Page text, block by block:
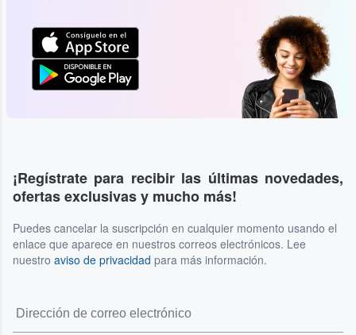
¡Regístrate para recibir las últimas novedades,
ofertas exclusivas y mucho más!
Puedes cancelar la suscripción en cualquier momento usando el
enlace que aparece en nuestros correos electrónicos. Lee
nuestro aviso de privacidad para más información.